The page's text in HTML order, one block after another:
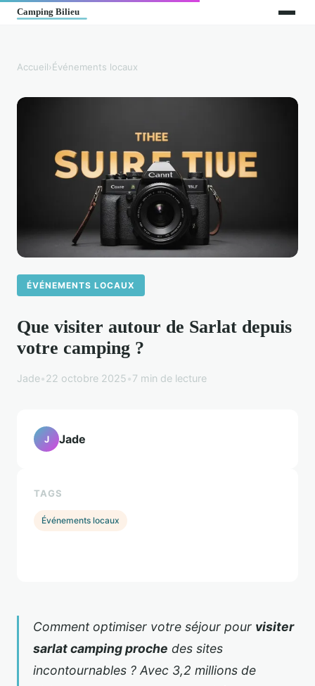
Accueil›Événements locaux
ÉVÉNEMENTS LOCAUX
Que visiter autour de Sarlat depuis
votre camping ?
Jade•22 octobre 2025•7 min de lecture
Comment optimiser votre séjour pour visiter
sarlat camping proche des sites
incontournables ? Avec 3,2 millions de
J Jade
TAGS
Événements locaux